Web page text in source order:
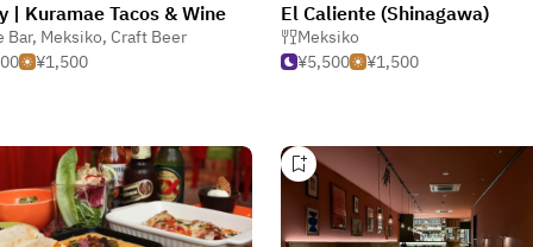
| Kuramae Tacos & Wine
Bar, Meksiko, Craft Beer
¥1,500
El Caliente (Shinagawa)
Meksiko
¥5,500
¥1,500